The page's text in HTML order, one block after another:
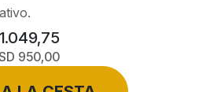
1.049,75
950,00